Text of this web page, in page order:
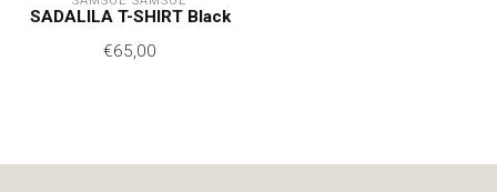
SADALILA T-SHIRT Black
€65,00